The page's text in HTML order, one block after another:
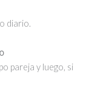
diario.
pareja y luego, si